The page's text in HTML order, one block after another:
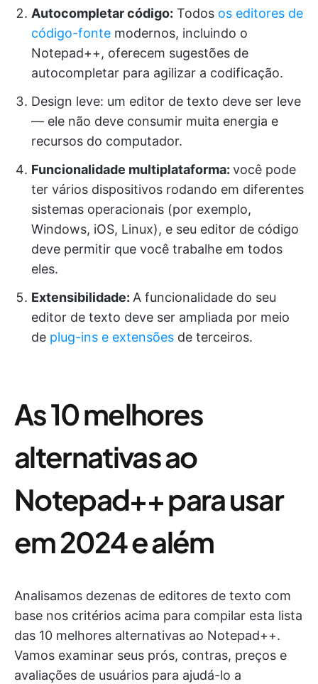
Autocompletar código: Todos os editores de
código-fonte modernos, incluindo o
Notepad++, oferecem sugestões de
autocompletar para agilizar a codificação.
Design leve: um editor de texto deve ser leve
— ele não deve consumir muita energia e
recursos do computador.
Funcionalidade multiplataforma: você pode
ter vários dispositivos rodando em diferentes
sistemas operacionais (por exemplo,
Windows, iOS, Linux), e seu editor de código
deve permitir que você trabalhe em todos
eles.
Extensibilidade: A funcionalidade do seu
editor de texto deve ser ampliada por meio
de plug-ins e extensões de terceiros.
As 10 melhores
alternativas ao
Notepad++ para usar
em 2024 e além
Analisamos dezenas de editores de texto com
base nos critérios acima para compilar esta lista
das 10 melhores alternativas ao Notepad++.
Vamos examinar seus prós, contras, preços e
avaliações de usuários para ajudá-lo a